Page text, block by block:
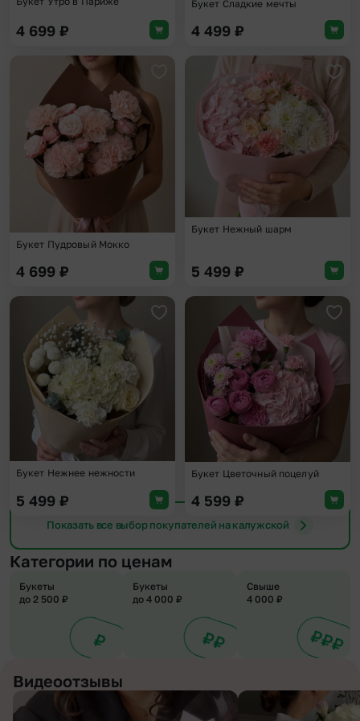
4 699 ₽
Букет Сладкие мечты
4 499 ₽
Добавить в избранное
Букет Пудровый Мокко
4 699 ₽
Букет Нежный шарм
5 499 ₽
Добавить в избранное
Букет Нежнее нежности
5 499 ₽
Букет Цветочный поцелуй
4 599 ₽
Показать все выбор покупателей на калужской
Категории по ценам
Букеты
до 2 500 ₽
Букеты
до 4 000 ₽
Свыше
4 000 ₽
Видеоотзывы